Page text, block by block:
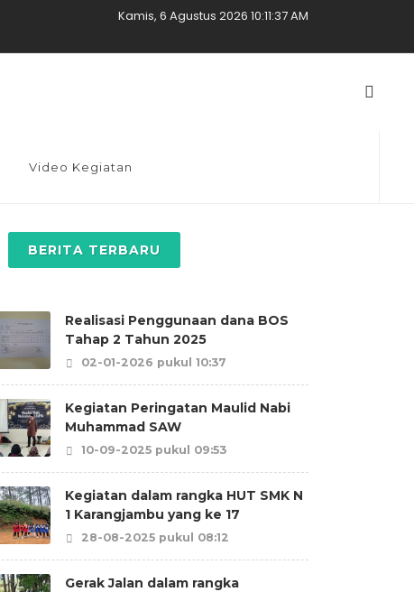
Kamis, 6 Agustus 2026 10:11:38 AM
Video Kegiatan
BERITA TERBARU
Realisasi Penggunaan dana BOS
Tahap 2 Tahun 2025
02-01-2026 pukul 10:37
Kegiatan Peringatan Maulid Nabi
Muhammad SAW
10-09-2025 pukul 09:53
Kegiatan dalam rangka HUT SMK N
1 Karangjambu yang ke 17
28-08-2025 pukul 08:12
Gerak Jalan dalam rangka